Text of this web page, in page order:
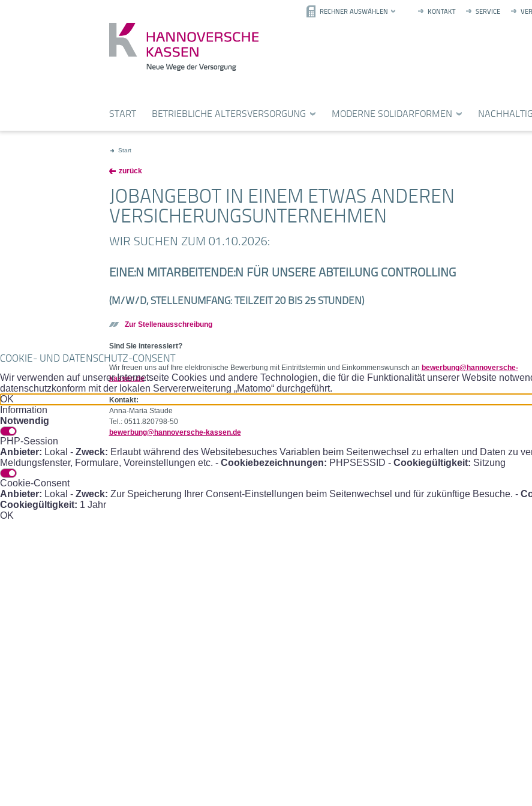
COOKIE- UND DATENSCHUTZ-CONSENT
Wir verwenden auf unserer Internetseite Cookies und andere Technologien, die für die Funktionalität unserer Website
datenschutzkonform mit der lokalen Servererweiterung „Matomo“ durchgeführt.
OK
Information
Notwendig
PHP-Session
Anbieter: Lokal - Zweck: Erlaubt während des Websitebesuches Variablen beim Seitenwechsel zu erhalten und Daten zu
Meldungsfenster, Formulare, Voreinstellungen etc. - Cookiebezeichnungen: PHPSESSID - Cookiegültigkeit: Sitzung
Cookie-Consent
Anbieter: Lokal - Zweck: Zur Speicherung Ihrer Consent-Einstellungen beim Seitenwechsel und für zukünftige Besuche. -
Cookiegültigkeit: 1 Jahr
OK
RECHNER AUSWÄHLEN KONTAKT SERVICE
START BETRIEBLICHE ALTERSVERSORGUNG MODERNE SOLIDARFORMEN
Start
zurück
JOBANGEBOT IN EINEM ETWAS ANDEREN
VERSICHERUNGSUNTERNEHMEN
WIR SUCHEN ZUM 01.10.2026:
EINE:N MITARBEITENDE:N FÜR UNSERE ABTEILUNG CONTROLLING
(M/W/D, STELLENUMFANG: TEILZEIT 20 BIS 25 STUNDEN)
Zur Stellenausschreibung
Sind Sie interessiert?
Wir freuen uns auf Ihre elektronische Bewerbung mit Eintrittstermin und Einkommenswunsch an bewerbung@hannoversche-
kassen.de.
Kontakt:
Anna-Maria Staude
Tel.: 0511.820798-50
bewerbung@hannoversche-kassen.de